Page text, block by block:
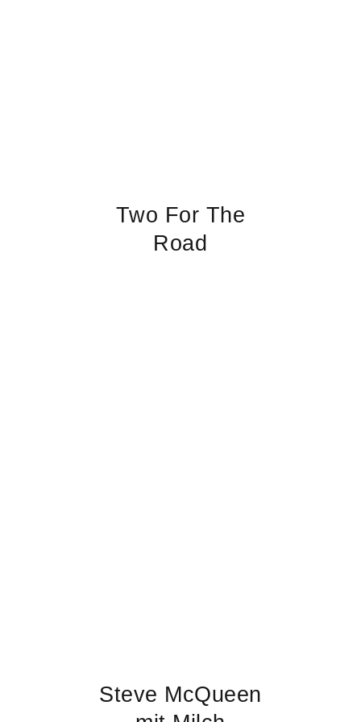
Two For The
Road
Steve McQueen